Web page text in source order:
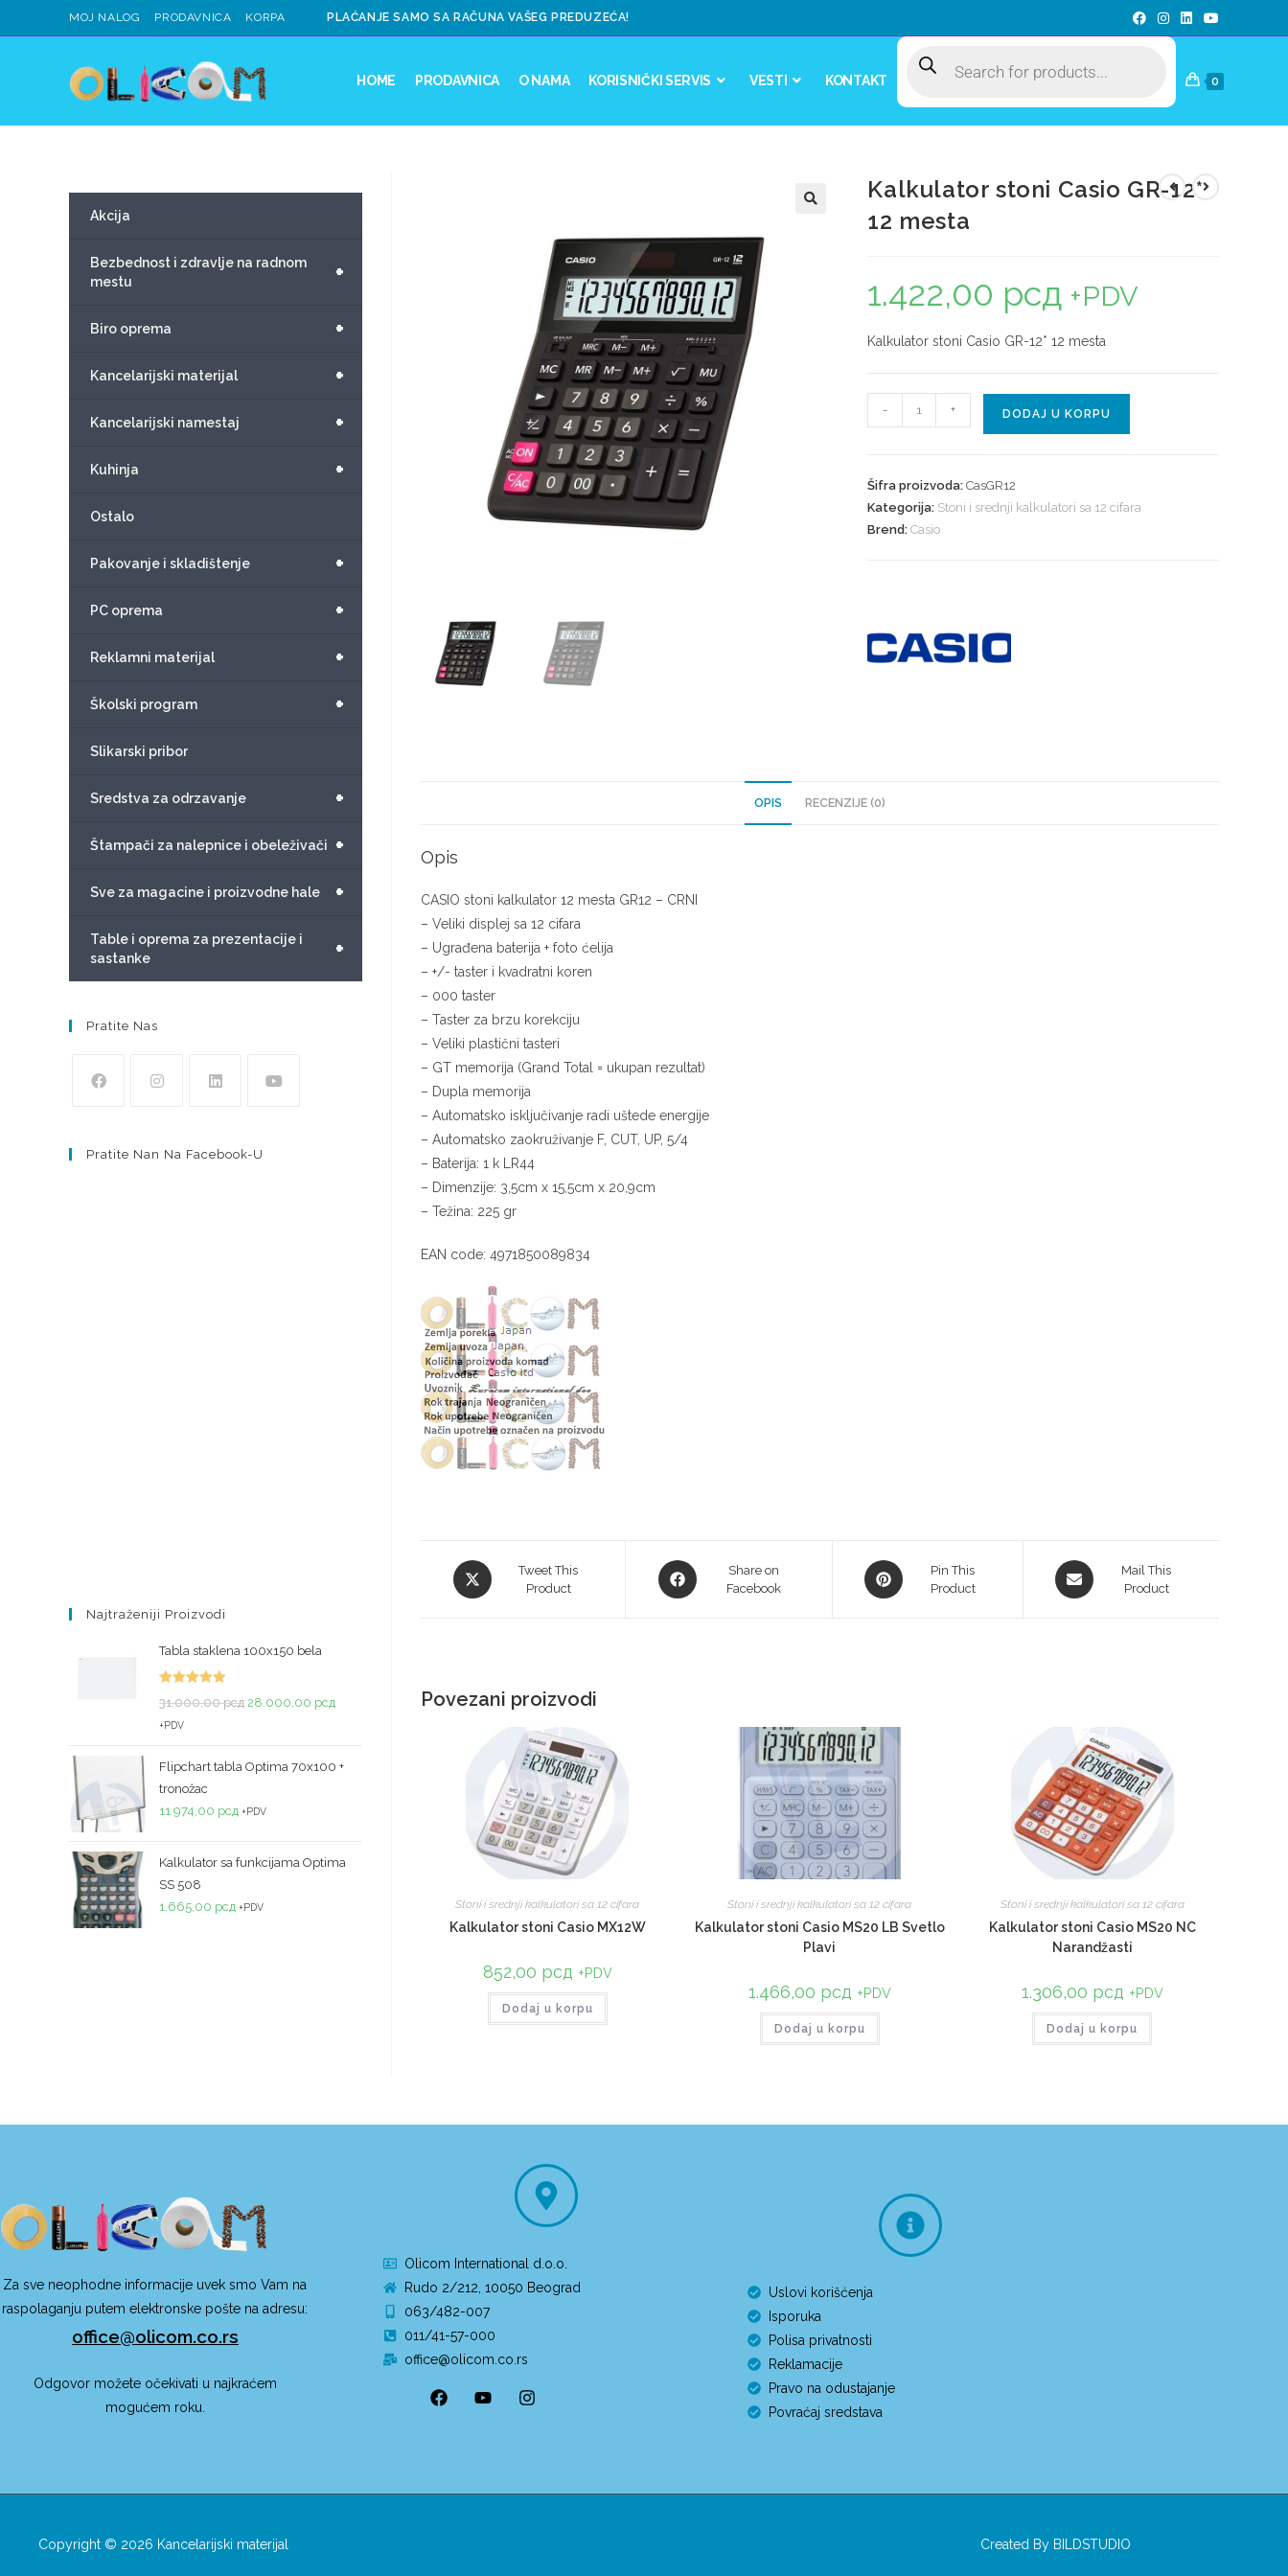
MOJ NALOG PRODAVNICA KORPA PLAĆANJE SAMO SA RAČUNA VAŠEG PREDUZEĆA!
HOME PRODAVNICA O NAMA KORISNIČKI SERVIS VESTI KONTAKT 0
Kalkulator stoni Casio GR-12*
12 mesta
1.422,00 рсд +PDV
Kalkulator stoni Casio GR-12* 12 mesta
- + DODAJ U KORPU
Šifra proizvoda:CasGR12
Kategorija: Stoni i srednji kalkulatori sa 12 cifara
Brend:Casio
OPIS RECENZIJE (0)
Opis
CASIO stoni kalkulator 12 mesta GR12 – CRNI
– Veliki displej sa 12 cifara
– Ugrađena baterija + foto ćelija
– +/- taster i kvadratni koren
– 000 taster
– Taster za brzu korekciju
– Veliki plastični tasteri
– GT memorija (Grand Total = ukupan rezultat)
– Dupla memorija
– Automatsko isključivanje radi uštede energije
– Automatsko zaokruživanje F, CUT, UP, 5/4
– Baterija: 1 k LR44
– Dimenzije: 3,5cm x 15,5cm x 20,9cm
– Težina: 225 gr
EAN code: 4971850089834
Tweet This
Product
Share on
Facebook
Pin This
Product
Mail This
Product
Povezani proizvodi
Stoni i srednji kalkulatori sa 12 cifara
Kalkulator stoni Casio MX12W
852,00 рсд +PDV
Dodaj u korpu
Stoni i srednji kalkulatori sa 12 cifara
Kalkulator stoni Casio MS20 LB Svetlo
Plavi
1.466,00 рсд +PDV
Dodaj u korpu
Stoni i srednji kalkulatori sa 12 cifara
Kalkulator stoni Casio MS20 NC
Narandžasti
1.306,00 рсд +PDV
Dodaj u korpu
Akcija
+
Bezbednost i zdravlje na radnom
mestu
+
Biro oprema
+
Kancelarijski materijal
+
Kancelarijski namestaj
+
Kuhinja
Ostalo
+
Pakovanje i skladištenje
+
PC oprema
+
Reklamni materijal
+
Školski program
Slikarski pribor
+
Sredstva za odrzavanje
+
Štampači za nalepnice i obeleživači
+
Sve za magacine i proizvodne hale
+
Table i oprema za prezentacije i
sastanke
Pratite Nas
Pratite Nan Na Facebook-U
Najtraženiji Proizvodi
Tabla staklena 100x150 bela
31.000,00рсд 28.000,00 рсд
+PDV
Flipchart tabla Optima 70x100 +
tronožac
11.974,00 рсд +PDV
Kalkulator sa funkcijama Optima
SS 508
1.665,00 рсд +PDV
Za sve neophodne informacije uvek smo Vam na
raspolaganju putem elektronske pošte na adresu:
office@olicom.co.rs
Odgovor možete očekivati u najkraćem
mogućem roku.
Olicom International d.o.o.
Rudo 2/212, 10050 Beograd
063/482-007
011/41-57-000
office@olicom.co.rs
Uslovi korišćenja
Isporuka
Polisa privatnosti
Reklamacije
Pravo na odustajanje
Povraćaj sredstava
Copyright © 2026 Kancelarijski materijal Created By BILDSTUDIO